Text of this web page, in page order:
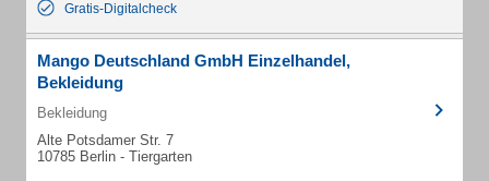
Gratis-Digitalcheck
Mango Deutschland GmbH Einzelhandel,
Bekleidung
Bekleidung
Alte Potsdamer Str. 7
10785 Berlin - Tiergarten